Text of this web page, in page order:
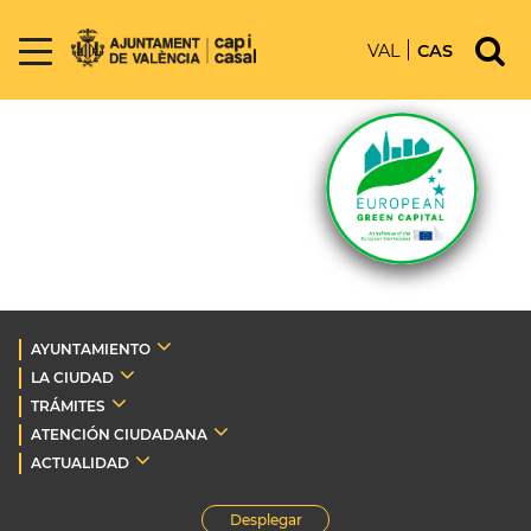
VAL CAS
AYUNTAMIENTO
LA CIUDAD
TRÁMITES
ATENCIÓN CIUDADANA
ACTUALIDAD
Desplegar